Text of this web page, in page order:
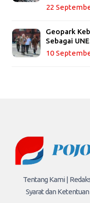
22
Geopark
Sebagai
10
Tentang Kami |
Syarat dan Ketentuan